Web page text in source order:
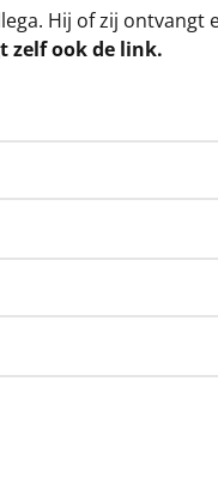
Hij of zij ontvangt
zelf ook de link.